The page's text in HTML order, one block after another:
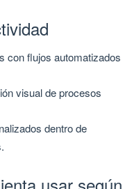
con flujos automatizados
visual de procesos
dentro de